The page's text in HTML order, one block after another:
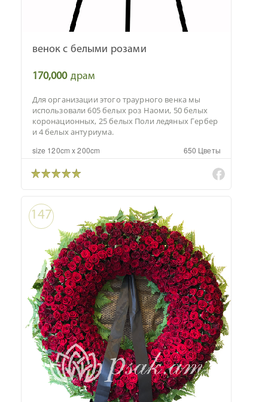
венок с белыми розами
170,000 драм
Для организации этого траурного венка мы
использовали 605 белых роз Наоми, 50 белых
коронационных, 25 белых Поли ледяных Гербер
и 4 белых антуриума.
size 120cm x 200cm 650 Цветы
147